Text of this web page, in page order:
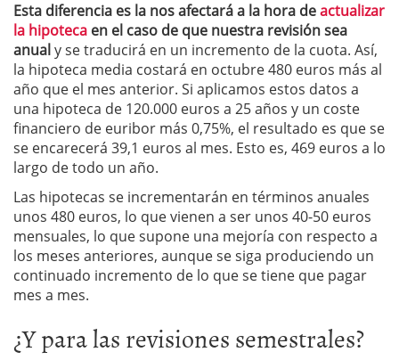
Esta diferencia es la nos afectará a la hora deactualizar
la hipoteca en el caso de que nuestra revisión sea
anualy se traducirá en un incremento de la cuota. Así,
la hipoteca media costará en octubre 480 euros más al
año que el mes anterior. Si aplicamos estos datos a
una hipoteca de 120.000 euros a 25 años y un coste
financiero de euribor más 0,75%, el resultado es que se
se encarecerá 39,1 euros al mes. Esto es, 469 euros a lo
largo de todo un año.
Las hipotecas se incrementarán en términos anuales
unos 480 euros, lo que vienen a ser unos 40-50 euros
mensuales, lo que supone una mejoría con respecto a
los meses anteriores, aunque se siga produciendo un
continuado incremento de lo que se tiene que pagar
mes a mes.
¿Y para las revisiones semestrales?